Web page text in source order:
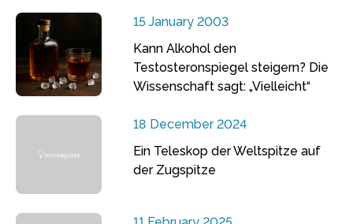
15 January 2003
Kann Alkohol den
Testosteronspiegel steigern? Die
Wissenschaft sagt: „Vielleicht“
18 December 2024
Ein Teleskop der Weltspitze auf
der Zugspitze